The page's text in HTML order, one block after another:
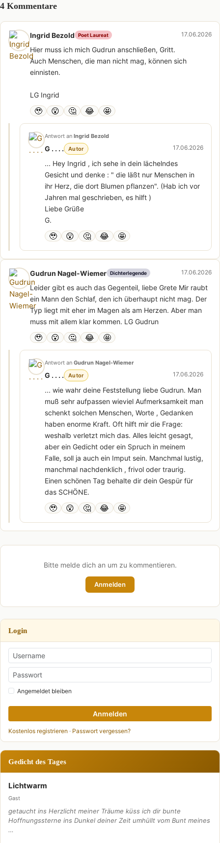
4 Kommentare
Ingrid Bezold Poet Laureat 17.06.2026
Hier muss ich mich Gudrun anschließen, Gritt.
Auch Menschen, die man nicht mag, können sich
einnisten.
LG Ingrid
🥹 😮 🤔 😂 🤩
Antwort an Ingrid Bezold
G . . . . Autor 17.06.2026
... Hey Ingrid , ich sehe in dein lächelndes
Gesicht und denke : " die läßt nur Menschen in
ihr Herz, die dort Blumen pflanzen". (Hab ich vor
Jahren mal geschrieben, es hilft )
Liebe Grüße
G.
🥹 😮 🤔 😂 🤩
Gudrun Nagel-Wiemer Dichterlegende 17.06.2026
Leider gibt es auch das Gegenteil, liebe Grete Mir raubt
ein Mann den Schlaf, den ich überhaupt nicht mag. Der
Typ liegt mit eher im Magen als am Herzen. Aber man
muss mit allem klar kommen. LG Gudrun
🥹 😮 🤔 😂 🤩
Antwort an Gudrun Nagel-Wiemer
G . . . . Autor 17.06.2026
... wie wahr deine Feststellung liebe Gudrun. Man
muß sehr aufpassen wieviel Aufmerksamkeit man
schenkt solchen Menschen, Worte , Gedanken
haben enorme Kraft. Oft hilft mir die Frage:
weshalb verletzt mich das. Alles leicht gesagt,
aber ein Gedicht oder ein Spruch in meinem
Falle, soll ja auch ein Imput sein. Manchmal lustig,
manchmal nachdenklich , frivol oder traurig.
Einen schönen Tag behalte dir dein Gespür für
das SCHÖNE.
🥹 😮 🤔 😂 🤩
Bitte melde dich an um zu kommentieren.
Anmelden
Login
Angemeldet bleiben
Anmelden
Kostenlos registrieren · Passwort vergessen?
Gedicht des Tages
Lichtwarm
Gast
getaucht ins Herzlicht meiner Träume küss ich dir bunte
Hoffnungssterne ins Dunkel deiner Zeit umhüllt vom Bunt meines
…